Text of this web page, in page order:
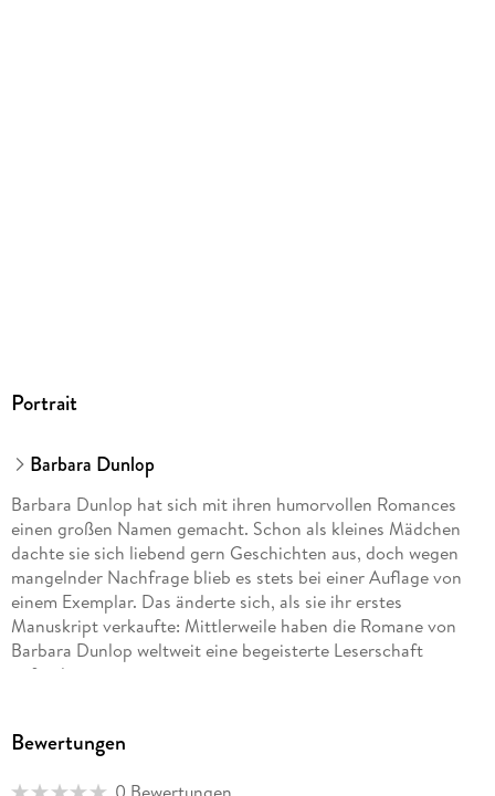
Portrait
Barbara Dunlop
Barbara Dunlop hat sich mit ihren humorvollen Romances
einen großen Namen gemacht. Schon als kleines Mädchen
dachte sie sich liebend gern Geschichten aus, doch wegen
mangelnder Nachfrage blieb es stets bei einer Auflage von
einem Exemplar. Das änderte sich, als sie ihr erstes
Manuskript verkaufte: Mittlerweile haben die Romane von
Barbara Dunlop weltweit eine begeisterte Leserschaft
gefunden.
Bewertungen